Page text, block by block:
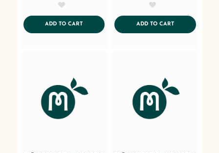
ADD TO CARTADDTOCART ADD TO CARTADDTOCART